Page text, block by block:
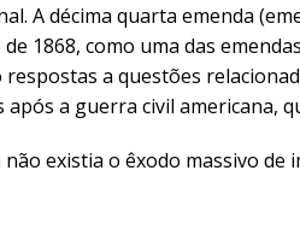
A décima quarta emenda
1868, como uma das
a questões
após a guerra civil americana,
não existia o êxodo massivo de